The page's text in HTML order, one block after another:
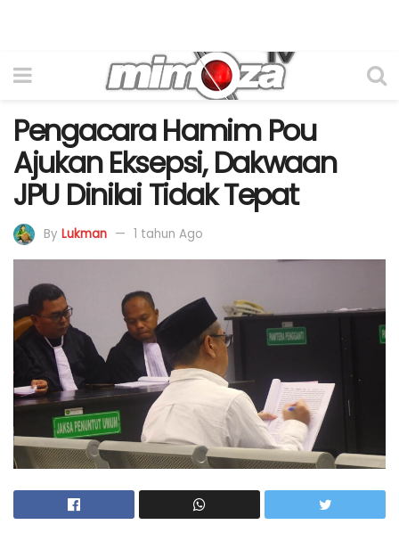
Pengacara Hamim Pou
Ajukan Eksepsi, Dakwaan
JPU Dinilai Tidak Tepat
By Lukman 1 tahun Ago